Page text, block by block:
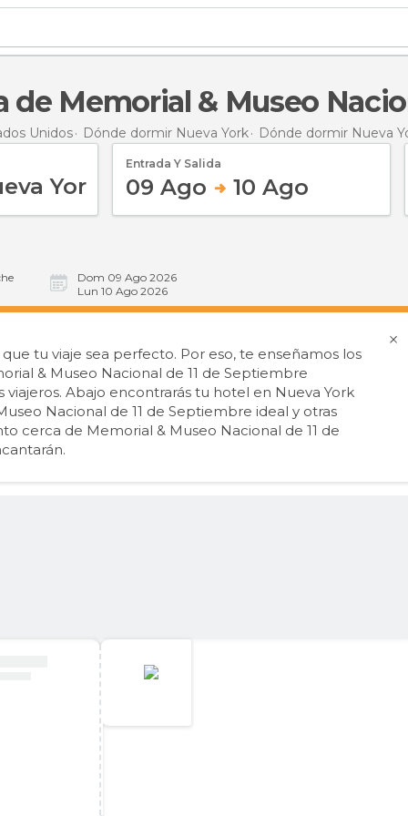
de Memorial & Museo
Unidos Dónde dormir Nueva York Dónde dormir Nueva
Entrada Y Salida
09 Ago 10 Ago
Dom 09 Ago 2026
Lun 10 Ago 2026
tu viaje sea perfecto. Por eso, te enseñamos los
& Museo Nacional de 11 de Septiembre
Abajo encontrarás tu hotel en Nueva York
Nacional de 11 de Septiembre ideal y otras
cerca de Memorial & Museo Nacional de 11 de